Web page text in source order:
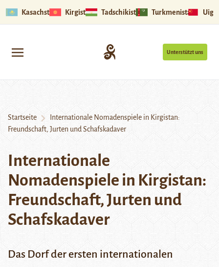
Kasachstan Kirgistan Tadschikistan Turkmenistan
Unterstützt uns
Startseite
Internationale Nomadenspiele in Kirgistan:
Freundschaft, Jurten und Schafskadaver
Internationale
Nomadenspiele in Kirgistan:
Freundschaft, Jurten und
Schafskadaver
Das Dorf der ersten internationalen